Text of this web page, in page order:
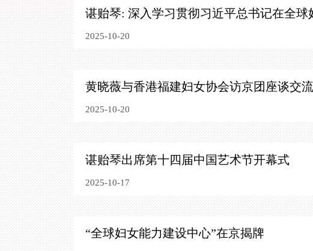
谌贻琴: 深入学习贯彻习近平总书记在全
2025-10-20
黄晓薇与香港福建妇女协会访京团座谈交流
2025-10-20
谌贻琴出席第十四届中国艺术节开幕式
2025-10-17
“全球妇女能力建设中心”在京揭牌